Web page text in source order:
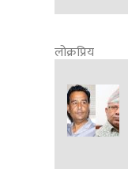
लोक्रप्रिय